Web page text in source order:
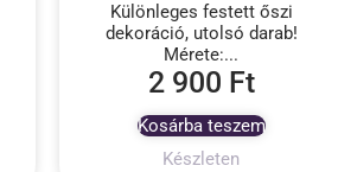
Készleten
2 900 Ft
Különleges festett őszi
dekoráció, utolsó darab!
Mérete:...
Kosárba teszem